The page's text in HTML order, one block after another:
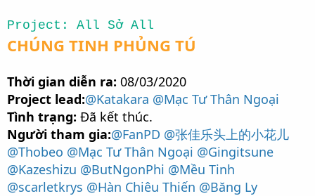
Project: All Sở All
CHÚNG TINH PHỦNG TÚ
Thời gian diễn ra: 08/03/2020
Project lead:@Katakara @Mạc Tư Thân Ngoại
Tình trạng: Đã kết thúc.
Người tham gia:@FanPD @张佳乐头上的小花儿
@Thobeo @Mạc Tư Thân Ngoại @Gingitsune
@Kazeshizu @ButNgonPhi @Mều Tinh
@scarletkrys @Hàn Chiêu Thiến @Băng Ly